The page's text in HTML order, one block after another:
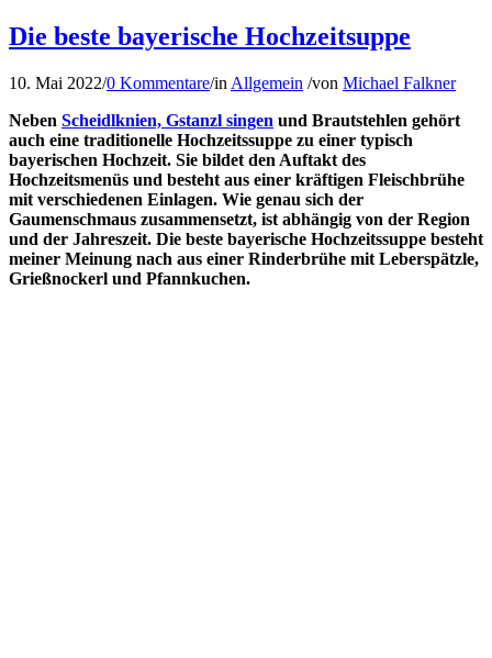
Die beste bayerische Hochzeitsuppe
10. Mai 2022/0 Kommentare/in Allgemein /von Michael Falkner
Neben Scheidlknien, Gstanzl singen und Brautstehlen gehört
auch eine traditionelle Hochzeitssuppe zu einer typisch
bayerischen Hochzeit. Sie bildet den Auftakt des
Hochzeitsmenüs und besteht aus einer kräftigen Fleischbrühe
mit verschiedenen Einlagen. Wie genau sich der
Gaumenschmaus zusammensetzt, ist abhängig von der Region
und der Jahreszeit. Die beste bayerische Hochzeitssuppe besteht
meiner Meinung nach aus einer Rinderbrühe mit Leberspätzle,
Grießnockerl und Pfannkuchen.